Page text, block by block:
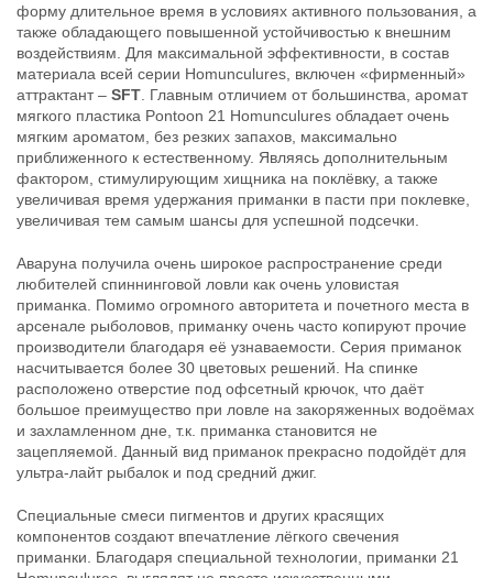
Силиконовые приманки Pontoon
21 Homunculures Awaruna 4.5″
цв.420
324₽
Длина приманки:114 мм
Вес приманки:10.7 г
Силиконовые приманки Pontoon
21 Homunculures Awaruna 4.5″
цв.422
324₽
Длина приманки:114 мм
Вес приманки:10.7 г
Силиконовые приманки Pontoon
21 Homunculures Awaruna 4.5″
цв.426
324₽
Длина приманки: 114 мм
Вес приманки:
10.7 г
Силиконовые приманки Pontoon
21 Homunculures Awaruna 4.5″
цв.401
324₽
Длина приманки: 114 мм
Вес приманки:
форму длительное время в условиях активного пользования, а
также обладающего повышенной устойчивостью к внешним
воздействиям. Для максимальной эффективности, в состав
материала всей серии Homunculures, включен «фирменный»
аттрактант – SFT . Главным отличием от большинства, аромат
мягкого пластика Pontoon 21 Homunculures обладает очень
мягким ароматом, без резких запахов, максимально
приближенного к естественному. Являясь дополнительным
фактором, стимулирующим хищника на поклёвку, а также
увеличивая время удержания приманки в пасти при поклевке,
увеличивая тем самым шансы для успешной подсечки.
Аваруна получила очень широкое распространение среди
любителей спиннинговой ловли как очень уловистая
приманка. Помимо огромного авторитета и почетного места в
арсенале рыболовов, приманку очень часто копируют прочие
производители благодаря её узнаваемости. Серия приманок
насчитывается более 30 цветовых решений. На спинке
расположено отверстие под офсетный крючок, что даёт
большое преимущество при ловле на закоряженных водоёмах
и захламленном дне, т.к. приманка становится не
зацепляемой. Данный вид приманок прекрасно подойдёт для
ультра-лайт рыбалок и под средний джиг.
Специальные смеси пигментов и других красящих
компонентов создают впечатление лёгкого свечения
приманки. Благодаря специальной технологии, приманки 21